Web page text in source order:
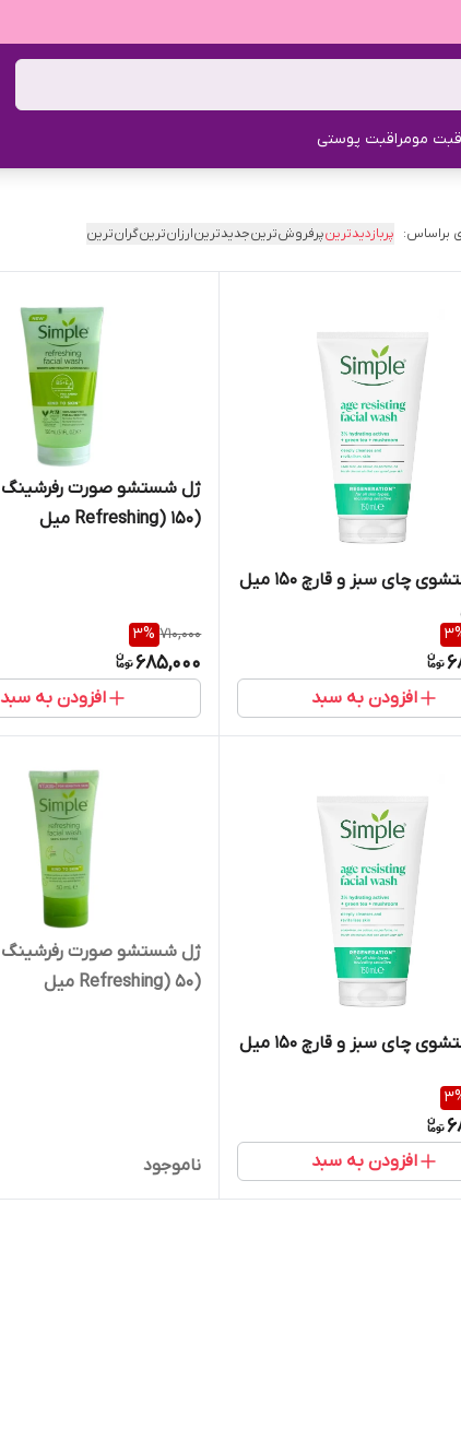
مومراقبت پوستی
براساس: پربازدیدترینپرفروش‌ترینجدیدترینارزان‌ترینگران‌ترین
ژل شستشوی چای سبز و قارچ 150 میل
3
افزودن به سبد
ژل شستشو صورت رفرشینگ
(Refreshing) 150 میل
710,000
3%
685,000
افزودن به سبد
چای سبز و قارچ 150 میل
3
افزودن به سبد
ژل شستشو صورت رفرشینگ
(Refreshing) 50 میل
ناموجود